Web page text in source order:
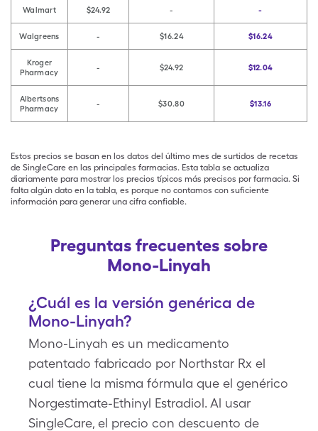
Walmart $24.92 - -
Walgreens - $16.24 $16.24
Kroger
Pharmacy
- $24.92 $12.04
Albertsons
Pharmacy
- $30.80 $13.16
Estos precios se basan en los datos del último mes de surtidos de recetas
de SingleCare en las principales farmacias. Esta tabla se actualiza
diariamente para mostrar los precios típicos más precisos por farmacia. Si
falta algún dato en la tabla, es porque no contamos con suficiente
información para generar una cifra confiable.
Preguntas frecuentes sobre
Mono-Linyah
¿Cuál es la versión genérica de
Mono-Linyah?
Mono-Linyah es un medicamento
patentado fabricado por Northstar Rx el
cual tiene la misma fórmula que el genérico
Norgestimate-Ethinyl Estradiol. Al usar
SingleCare, el precio con descuento de